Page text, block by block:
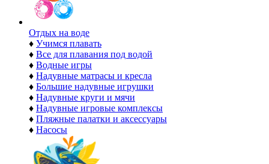
Отдых на воде
♦ Учимся плавать
♦ Все для плавания под водой
♦ Водные игры
♦ Надувные матрасы и кресла
♦ Большие надувные игрушки
♦ Надувные круги и мячи
♦ Надувные игровые комплексы
♦ Пляжные палатки и аксессуары
♦ Насосы